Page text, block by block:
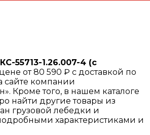
55713-1.26.007-4 (с
от 80 590 ₽ с доставкой по
сайте компании
Кроме того, в нашем каталоге
найти другие товары из
грузовой лебедки и
характеристиками и